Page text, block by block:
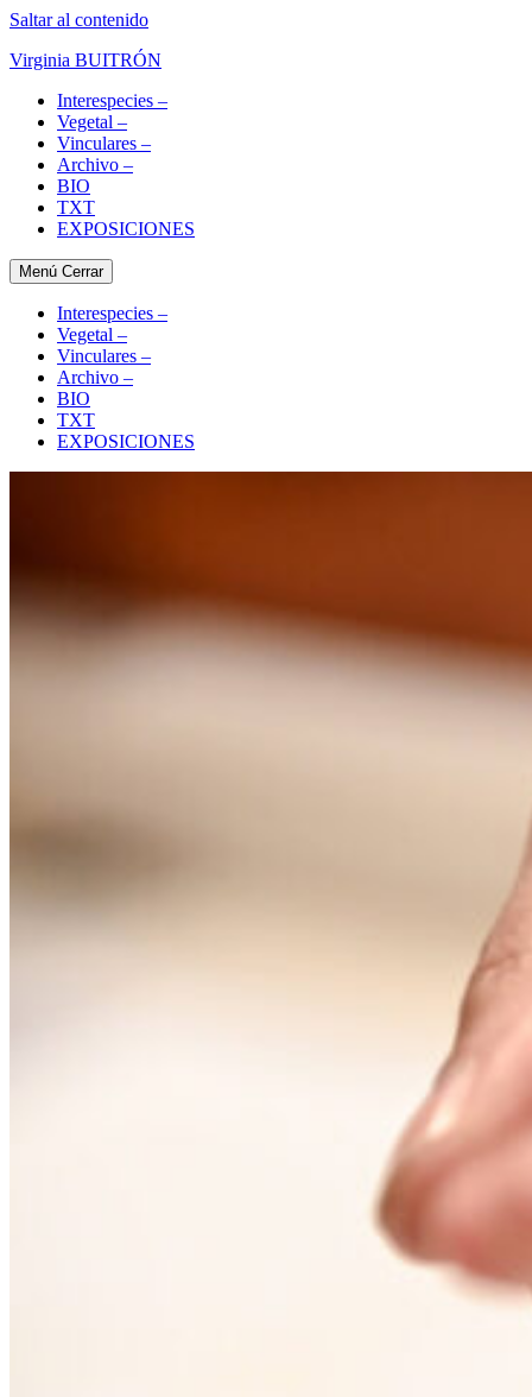
Saltar al contenido
Virginia BUITRÓN
Interespecies –
Vegetal –
Vinculares –
Archivo –
BIO
TXT
EXPOSICIONES
Menú Cerrar
Interespecies –
Vegetal –
Vinculares –
Archivo –
BIO
TXT
EXPOSICIONES